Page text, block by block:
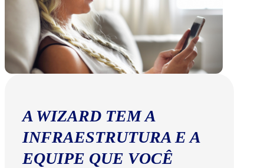
A WIZARD TEM A
INFRAESTRUTURA E A
EQUIPE QUE VOCÊ